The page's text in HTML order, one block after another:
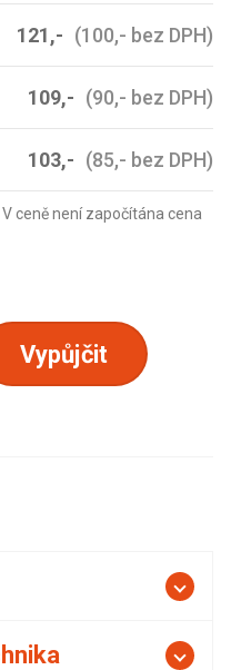
121,- (100,- bez DPH)
109,- (90,- bez DPH)
103,- (85,- bez DPH)
ceně není započítána cena
Vypůjčit